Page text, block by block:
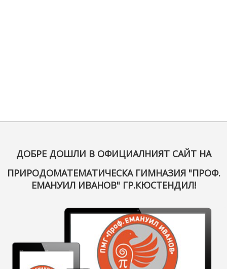
ДОБРЕ ДОШЛИ В ОФИЦИАЛНИЯТ САЙТ НА
ПРИРОДОМАТЕМАТИЧЕСКА ГИМНАЗИЯ "ПРОФ.
ЕМАНУИЛ ИВАНОВ" ГР.КЮСТЕНДИЛ!